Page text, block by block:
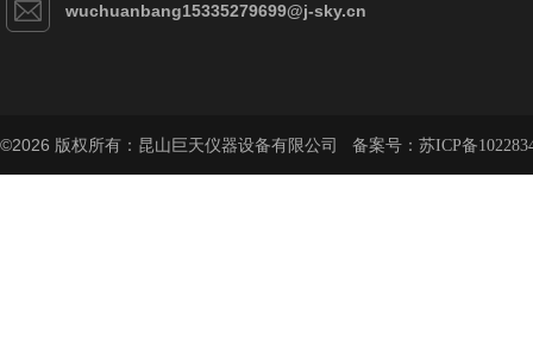
wuchuanbang15335279699@j-sky.cn
©2026 版权所有：昆山巨天仪器设备有限公司 备案号： 苏ICP备